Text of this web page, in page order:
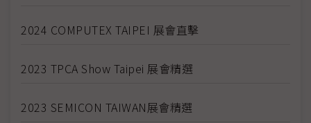
2024 COMPUTEX TAIPEI 展會直擊
2023 TPCA Show Taipei 展會精選
2023 SEMICON TAIWAN展會精選